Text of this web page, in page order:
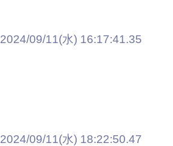
2024/09/11(水) 16:17:41.35
2024/09/11(水) 18:22:50.47